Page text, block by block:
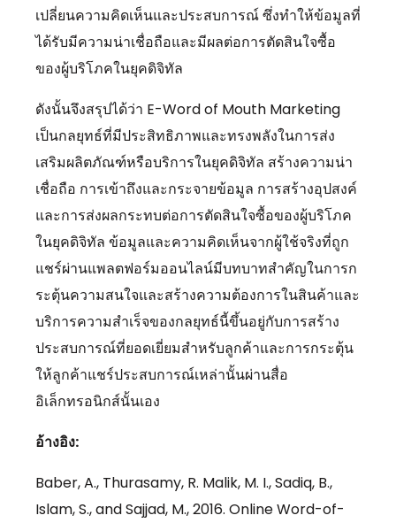
เปลี่ยนความคิดเห็นและประสบการณ์ ซึ่งทำให้ข้อมูลที่
ได้รับมีความน่าเชื่อถือและมีผลต่อการตัดสินใจซื้อ
ของผู้บริโภคในยุคดิจิทัล
ดังนั้นจึงสรุปได้ว่า E-Word of Mouth Marketing
เป็นกลยุทธ์ที่มีประสิทธิภาพและทรงพลังในการส่ง
เสริมผลิตภัณฑ์หรือบริการในยุคดิจิทัล สร้างความน่า
เชื่อถือ การเข้าถึงและกระจายข้อมูล การสร้างอุปสงค์
และการส่งผลกระทบต่อการตัดสินใจซื้อของผู้บริโภค
ในยุคดิจิทัล ข้อมูลและความคิดเห็นจากผู้ใช้จริงที่ถูก
แชร์ผ่านแพลตฟอร์มออนไลน์มีบทบาทสำคัญในการก
ระตุ้นความสนใจและสร้างความต้องการในสินค้าและ
บริการความสำเร็จของกลยุทธ์นี้ขึ้นอยู่กับการสร้าง
ประสบการณ์ที่ยอดเยี่ยมสำหรับลูกค้าและการกระตุ้น
ให้ลูกค้าแชร์ประสบการณ์เหล่านั้นผ่านสื่อ
อิเล็กทรอนิกส์นั้นเอง
อ้างอิง:
Baber, A., Thurasamy, R. Malik, M. I., Sadiq, B.,
Islam, S., and Sajjad, M., 2016. Online Word-of-